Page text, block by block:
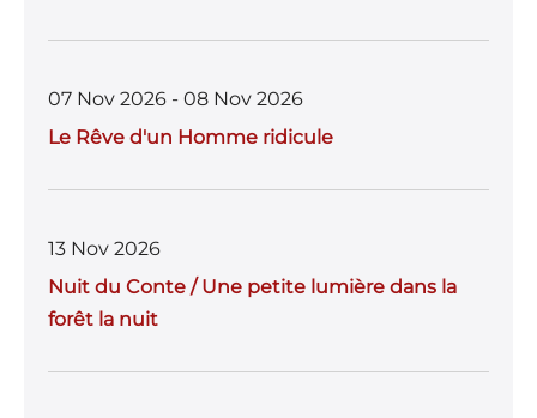
07 Nov 2026 - 08 Nov 2026
Le Rêve d'un Homme ridicule
13 Nov 2026
Nuit du Conte / Une petite lumière dans la
forêt la nuit